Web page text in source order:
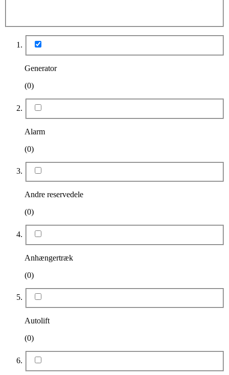
Generator
(0)
Alarm
(0)
Andre reservedele
(0)
Anhængertræk
(0)
Autolift
(0)